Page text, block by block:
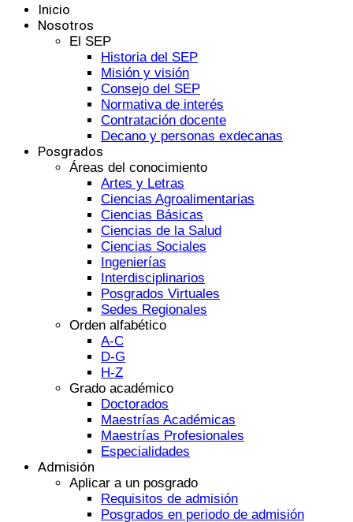
Inicio
Nosotros
El SEP
Historia del SEP
Misión y visión
Consejo del SEP
Normativa de interés
Contratación docente
Decano y personas exdecanas
Posgrados
Áreas del conocimiento
Artes y Letras
Ciencias Agroalimentarias
Ciencias Básicas
Ciencias de la Salud
Ciencias Sociales
Ingenierías
Interdisciplinarios
Posgrados Virtuales
Sedes Regionales
Orden alfabético
A-C
D-G
H-Z
Grado académico
Doctorados
Maestrías Académicas
Maestrías Profesionales
Especialidades
Admisión
Aplicar a un posgrado
Requisitos de admisión
Posgrados en periodo de admisión